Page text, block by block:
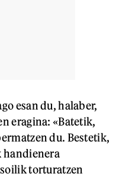
esan du, halaber,
eragina: «Batetik,
du. Bestetik,
handienera
torturatzen